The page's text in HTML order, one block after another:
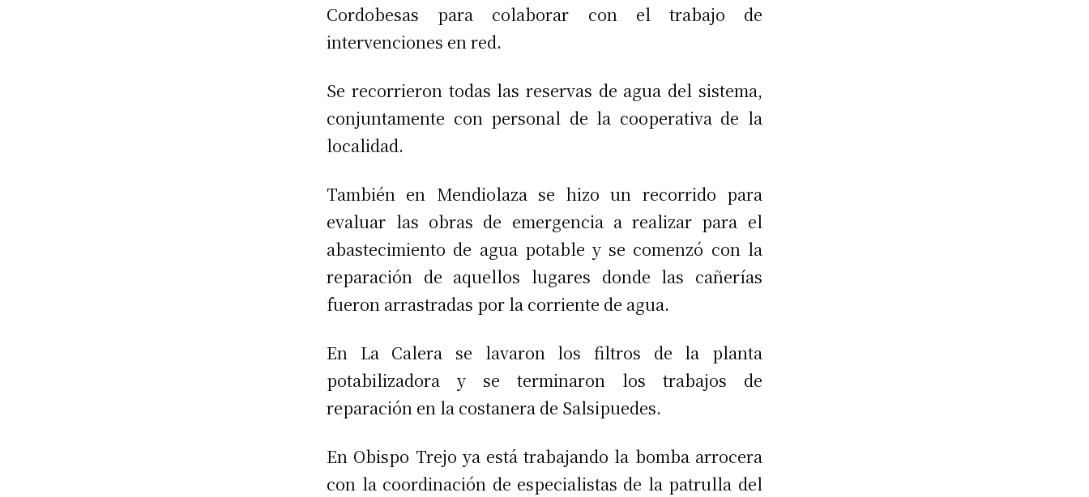
Cordobesas para colaborar con el trabajo de
intervenciones en red.
Se recorrieron todas las reservas de agua del sistema,
conjuntamente con personal de la cooperativa de la
localidad.
También en Mendiolaza se hizo un recorrido para
evaluar las obras de emergencia a realizar para el
abastecimiento de agua potable y se comenzó con la
reparación de aquellos lugares donde las cañerías
fueron arrastradas por la corriente de agua.
En La Calera se lavaron los filtros de la planta
potabilizadora y se terminaron los trabajos de
reparación en la costanera de Salsipuedes.
En Obispo Trejo ya está trabajando la bomba arrocera
con la coordinación de especialistas de la patrulla del